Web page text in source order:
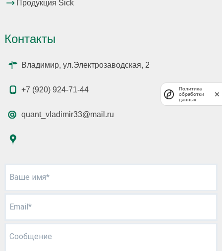
Продукция Sick
Контакты
Владимир, ул.Электрозаводская, 2
+7 (920) 924-71-44
quant_vladimir33@mail.ru
Ваше имя*
Email*
Сообщение
Политика
обработки
данных